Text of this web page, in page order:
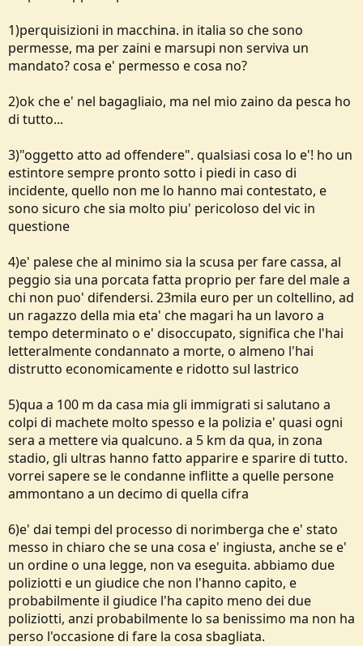
1)perquisizioni in macchina. in italia so che sono
permesse, ma per zaini e marsupi non serviva un
mandato? cosa e' permesso e cosa no?
2)ok che e' nel bagagliaio, ma nel mio zaino da pesca ho
di tutto...
3)"oggetto atto ad offendere". qualsiasi cosa lo e'! ho un
estintore sempre pronto sotto i piedi in caso di
incidente, quello non me lo hanno mai contestato, e
sono sicuro che sia molto piu' pericoloso del vic in
questione
4)e' palese che al minimo sia la scusa per fare cassa, al
peggio sia una porcata fatta proprio per fare del male a
chi non puo' difendersi. 23mila euro per un coltellino, ad
un ragazzo della mia eta' che magari ha un lavoro a
tempo determinato o e' disoccupato, significa che l'hai
letteralmente condannato a morte, o almeno l'hai
distrutto economicamente e ridotto sul lastrico
5)qua a 100 m da casa mia gli immigrati si salutano a
colpi di machete molto spesso e la polizia e' quasi ogni
sera a mettere via qualcuno. a 5 km da qua, in zona
stadio, gli ultras hanno fatto apparire e sparire di tutto.
vorrei sapere se le condanne inflitte a quelle persone
ammontano a un decimo di quella cifra
6)e' dai tempi del processo di norimberga che e' stato
messo in chiaro che se una cosa e' ingiusta, anche se e'
un ordine o una legge, non va eseguita. abbiamo due
poliziotti e un giudice che non l'hanno capito, e
probabilmente il giudice l'ha capito meno dei due
poliziotti, anzi probabilmente lo sa benissimo ma non ha
perso l'occasione di fare la cosa sbagliata.